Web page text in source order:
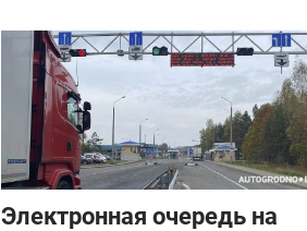
Электронная очередь на